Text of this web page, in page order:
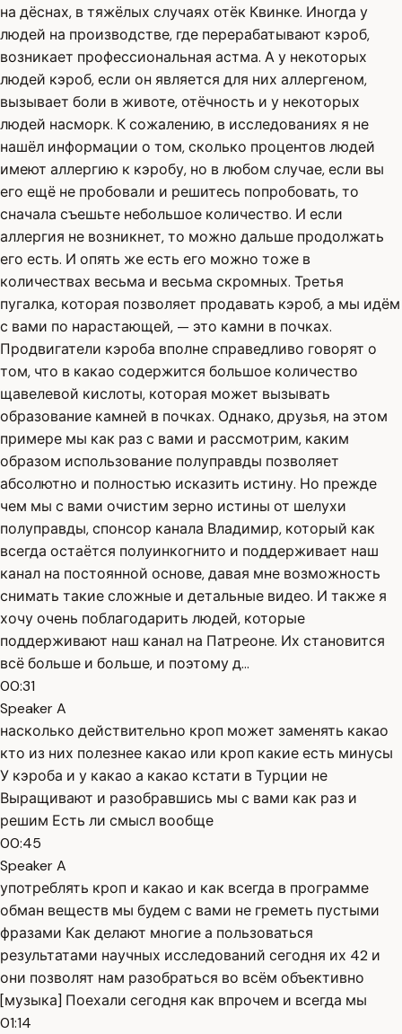
на дёснах, в тяжёлых случаях отёк Квинке. Иногда у
людей на производстве, где перерабатывают кэроб,
возникает профессиональная астма. А у некоторых
людей кэроб, если он является для них аллергеном,
вызывает боли в животе, отёчность и у некоторых
людей насморк. К сожалению, в исследованиях я не
нашёл информации о том, сколько процентов людей
имеют аллергию к кэробу, но в любом случае, если вы
его ещё не пробовали и решитесь попробовать, то
сначала съешьте небольшое количество. И если
аллергия не возникнет, то можно дальше продолжать
его есть. И опять же есть его можно тоже в
количествах весьма и весьма скромных. Третья
пугалка, которая позволяет продавать кэроб, а мы идём
с вами по нарастающей, — это камни в почках.
Продвигатели кэроба вполне справедливо говорят о
том, что в какао содержится большое количество
щавелевой кислоты, которая может вызывать
образование камней в почках. Однако, друзья, на этом
примере мы как раз с вами и рассмотрим, каким
образом использование полуправды позволяет
абсолютно и полностью исказить истину. Но прежде
чем мы с вами очистим зерно истины от шелухи
полуправды, спонсор канала Владимир, который как
всегда остаётся полуинкогнито и поддерживает наш
канал на постоянной основе, давая мне возможность
снимать такие сложные и детальные видео. И также я
хочу очень поблагодарить людей, которые
поддерживают наш канал на Патреоне. Их становится
всё больше и больше, и поэтому д...
00:31
Speaker A
насколько действительно кроп может заменять какао
кто из них полезнее какао или кроп какие есть минусы
У кэроба и у какао а какао кстати в Турции не
Выращивают и разобравшись мы с вами как раз и
решим Есть ли смысл вообще
00:45
Speaker A
употреблять кроп и какао и как всегда в программе
обман веществ мы будем с вами не греметь пустыми
фразами Как делают многие а пользоваться
результатами научных исследований сегодня их 42 и
они позволят нам разобраться во всём объективно
[музыка] Поехали сегодня как впрочем и всегда мы
01:14